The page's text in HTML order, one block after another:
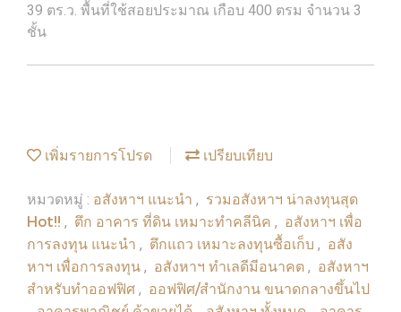
39 ตร.ว. พื้นที่ใช้สอยประมาณ เกือบ 400 ตรม จำนวน 3
ชั้น
เพิ่มรายการโปรด เปรียบเทียบ
หมวดหมู่ : อสังหาฯ แนะนำ , รวมอสังหาฯ น่าลงทุนสุด
Hot!! , ตึก อาคาร ที่ดิน เหมาะทำคลีนิค , อสังหาฯ เพื่อ
การลงทุน แนะนำ , ตึกแถว เหมาะลงทุนซื้อเก็บ , อสัง
หาฯ เพื่อการลงทุน , อสังหาฯ ทำเลดีมีอนาคต , อสังหาฯ
สำหรับทำออฟฟิศ , ออฟฟิศ/สำนักงาน ขนาดกลางขึ้นไป